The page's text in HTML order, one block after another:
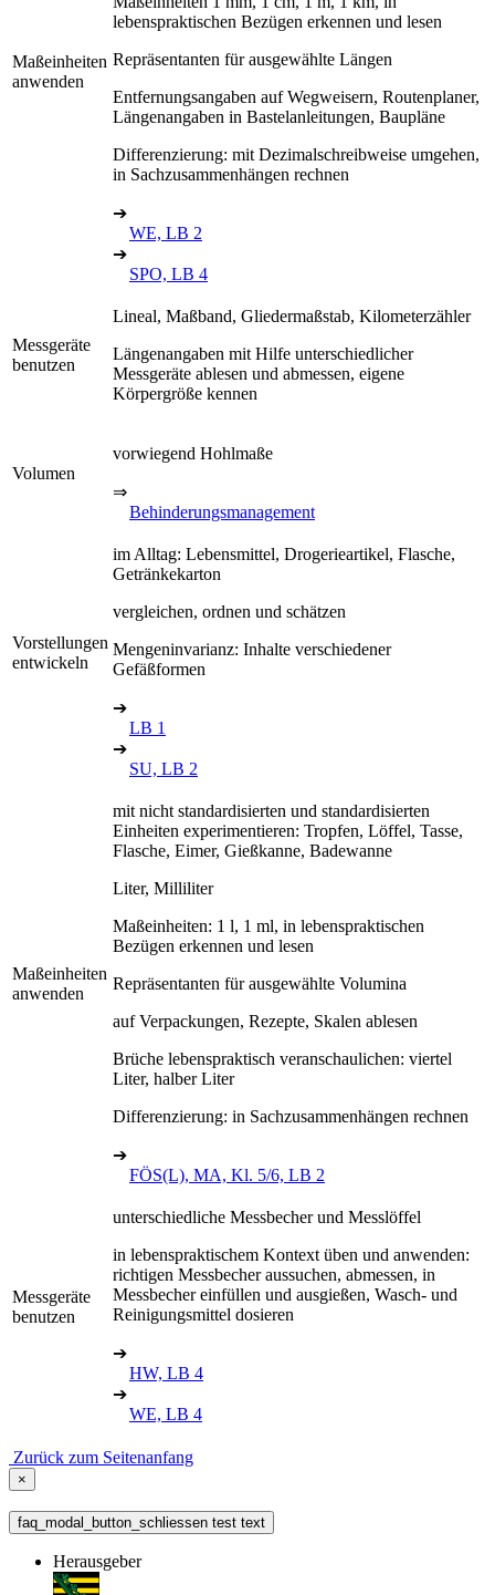
Maßeinheiten
anwenden
lebenspraktischen Bezügen erkennen und lesen
Repräsentanten für ausgewählte Längen
Entfernungsangaben auf Wegweisern, Routenplaner,
Längenangaben in Bastelanleitungen, Baupläne
Differenzierung: mit Dezimalschreibweise umgehen,
in Sachzusammenhängen rechnen
➔
WE, LB 2
➔
SPO, LB 4
Messgeräte
benutzen
Lineal, Maßband, Gliedermaßstab, Kilometerzähler
Längenangaben mit Hilfe unterschiedlicher
Messgeräte ablesen und abmessen, eigene
Körpergröße kennen
Volumen
vorwiegend Hohlmaße
⇒
Behinderungsmanagement
Vorstellungen
entwickeln
im Alltag: Lebensmittel, Drogerieartikel, Flasche,
Getränkekarton
vergleichen, ordnen und schätzen
Mengeninvarianz: Inhalte verschiedener
Gefäßformen
➔
LB 1
➔
SU, LB 2
Maßeinheiten
anwenden
mit nicht standardisierten und standardisierten
Einheiten experimentieren: Tropfen, Löffel, Tasse,
Flasche, Eimer, Gießkanne, Badewanne
Liter, Milliliter
Maßeinheiten: 1 l, 1 ml, in lebenspraktischen
Bezügen erkennen und lesen
Repräsentanten für ausgewählte Volumina
auf Verpackungen, Rezepte, Skalen ablesen
Brüche lebenspraktisch veranschaulichen: viertel
Liter, halber Liter
Differenzierung: in Sachzusammenhängen rechnen
➔
FÖS(L), MA, Kl. 5/6, LB 2
Messgeräte
benutzen
unterschiedliche Messbecher und Messlöffel
in lebenspraktischem Kontext üben und anwenden:
richtigen Messbecher aussuchen, abmessen, in
Messbecher einfüllen und ausgießen, Wasch- und
Reinigungsmittel dosieren
➔
HW, LB 4
➔
WE, LB 4
Zurück zum Seitenanfang
×
faq_modal_button_schliessen test text
Herausgeber